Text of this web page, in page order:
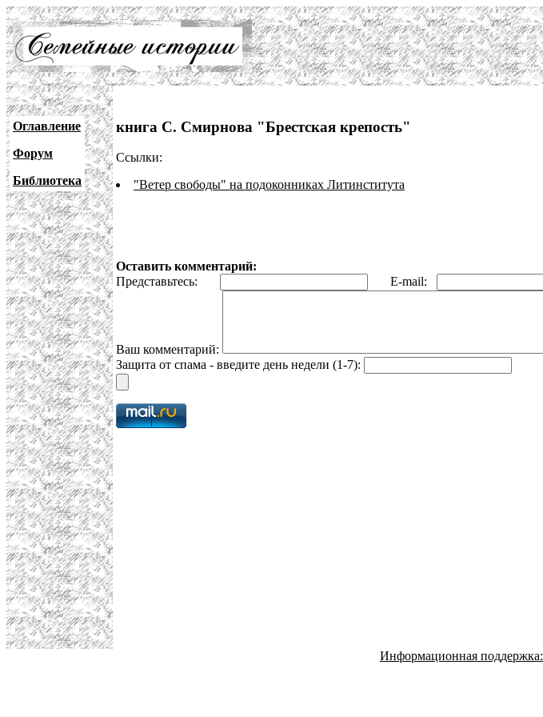
Оглавление
Форум
Библиотека
книга С. Смирнова "Брестская крепость"
Ссылки:
"Ветер свободы" на подоконниках Литинститута
Оставить комментарий:
Представьтесь:
E-mail:
Ваш комментарий:
Защита от спама - введите день недели (1-7):
Информационная поддержка: